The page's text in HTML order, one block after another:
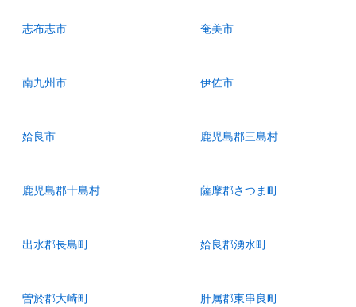
志布志市 奄美市
南九州市 伊佐市
姶良市 鹿児島郡三島村
鹿児島郡十島村 薩摩郡さつま町
出水郡長島町 姶良郡湧水町
曽於郡大崎町 肝属郡東串良町